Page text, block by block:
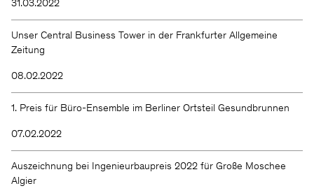
31.03.2022
Unser Central Business Tower in der Frankfurter Allgemeine
Zeitung
08.02.2022
1. Preis für Büro-Ensemble im Berliner Ortsteil Gesundbrunnen
07.02.2022
Auszeichnung bei Ingenieurbaupreis 2022 für Große Moschee
Algier
Wir halten Sie gern auf dem
Laufenden.